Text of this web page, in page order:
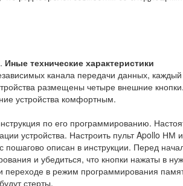
Иные технические характеристики
канала передачи данных,
размещены четыре внешние
устройства комфортным.
по его программированию.
устройства. Настроить пульт Apollo НМ
пошагово описан в инструкции. Перед
и убедиться, что кнопки нажаты в
в режим программирования
стерты.